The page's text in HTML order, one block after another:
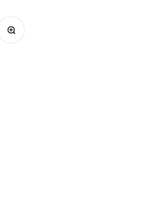
Bild vergrößern